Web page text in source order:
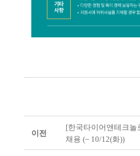
이전
[한국타이어앤테크놀
채용 (~ 10/12(화))